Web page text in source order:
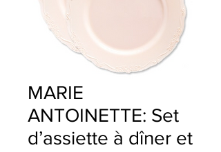
MARIE
ANTOINETTE: Set
d’assiette à dîner et